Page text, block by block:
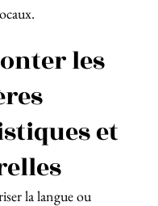
les
et
la langue ou